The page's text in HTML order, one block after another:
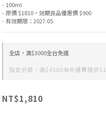
- 100ml
- 原價 $1810，效期良品優惠價 $900
- 有效期限：2027.05
全店，滿$3000全台免運
指定分類，滿$4500海外運費現折
NT$1,810